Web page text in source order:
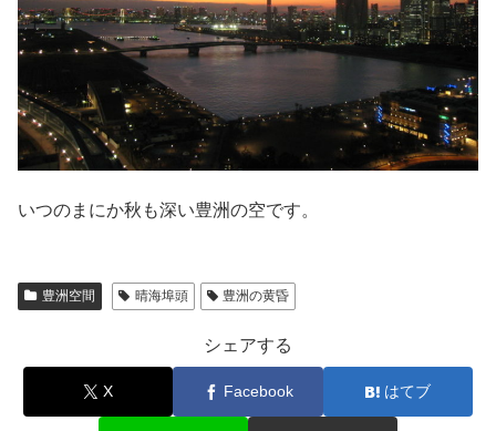
いつのまにか秋も深い豊洲の空です。
豊洲空間 晴海埠頭 豊洲の黄昏
シェアする
X Facebook はてブ